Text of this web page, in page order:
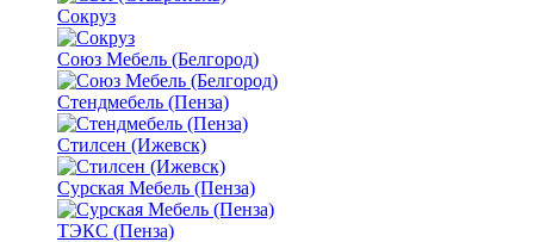
Сокруз
Союз Мебель (Белгород)
Стендмебель (Пенза)
Стилсен (Ижевск)
Сурская Мебель (Пенза)
ТЭКС (Пенза)